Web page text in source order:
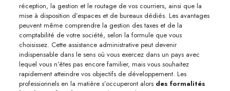
réception, la gestion et le routage de vos courriers, ainsi que la
mise à disposition d’espaces et de bureaux dédiés. Les avantages
peuvent même comprendre la gestion des taxes et de la
comptabilité de votre société, selon la formule que vous
choisissez. Cette assistance administrative peut devenir
indispensable dans le sens où vous exercez dans un pays avec
lequel vous n’êtes pas encore familier, mais vous souhaitez
rapidement atteindre vos objectifs de développement. Les
professionnels en la matière s’occuperont alors des formalités